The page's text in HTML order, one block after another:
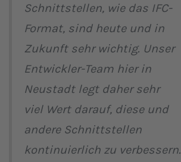
Schnittstellen, wie das IFC-
Format, sind heute und in
Zukunft sehr wichtig. Unser
Entwickler-Team hier in
Neustadt legt daher sehr
viel Wert darauf, diese und
andere Schnittstellen
kontinuierlich zu verbessern.